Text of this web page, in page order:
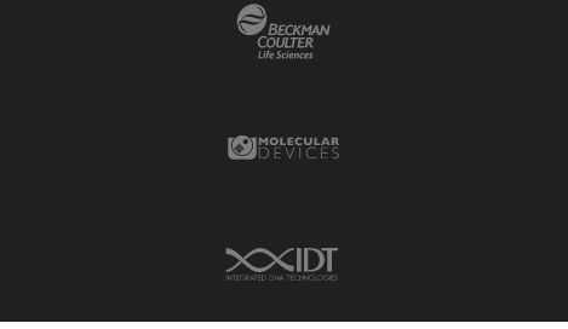
Molecular Devices Link
IDT Link